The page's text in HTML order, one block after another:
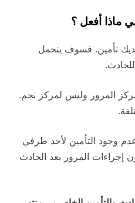
ماذا أفعل ؟
تأمين. فسوف يتحمل
المرور وليس لمركز نجم.
وجود التأمين لأحد طرفي
إجراءات المرور بعد الحادث